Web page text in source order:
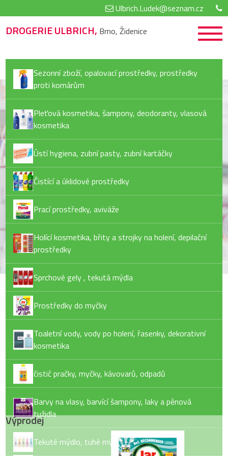
Ulbrich.Ludek@seznam.cz
DROGERIE ULBRICH, Brno, Židenice
Sezonní zboží, opalovací prostředky, prostředky
proti komárům
Pleťová kosmetika, šampony, deodoranty, vlasová
kosmetika
Ústí hygiena, zubní pasty, zubní kartáčky
Čistící a úklidové prostředky
Prací prostředky, aviváže
Holící kosmetika, břity a strojky na holení, depilační
prostředky
Sprchové gely , tekutá mýdla
Prostředky do myčky
Toaletní vody, vody po holení, řasenky, dekorativní
kosmetika
čistič pračky, myčky, kávovarů, odpadů
Barvy na vlasy, barvící šampony, laky a pěnová
tužidla
Tekuté mýdlo, tuhé mýdlo, pěny do koupele
Výprodej